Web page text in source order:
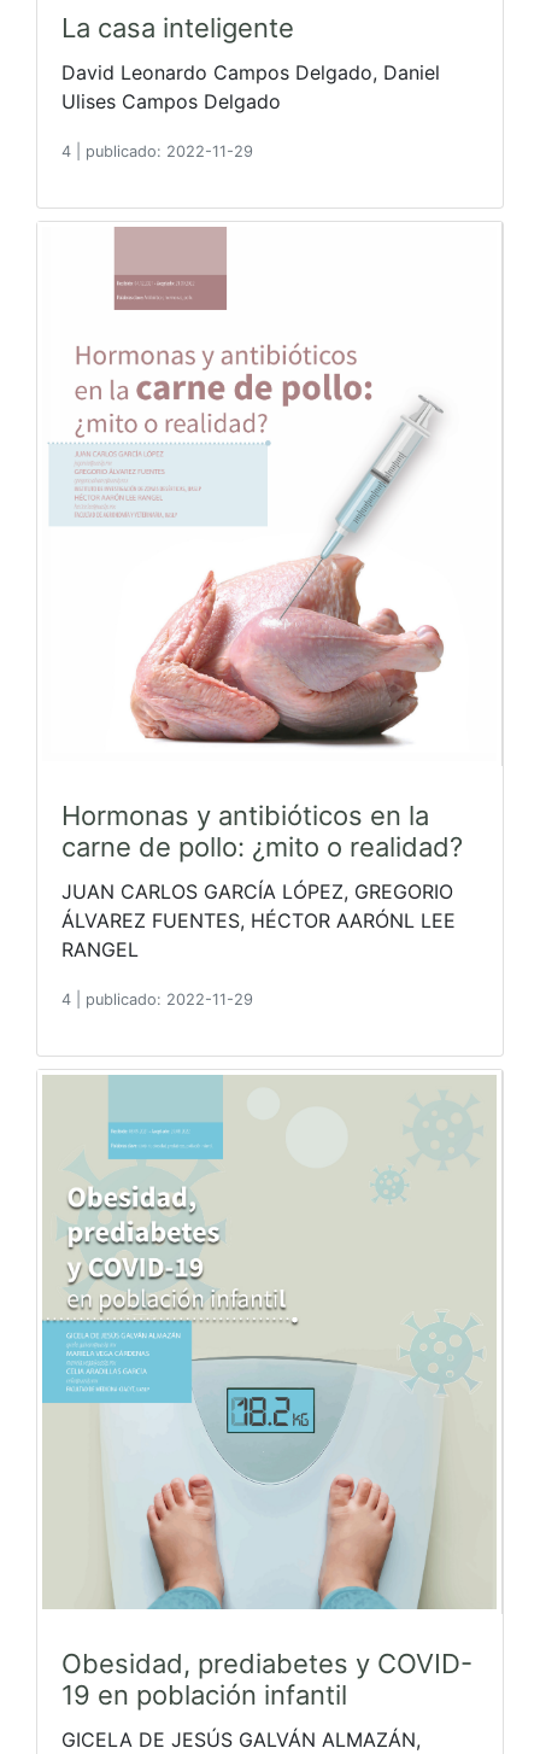
La casa inteligente
David Leonardo Campos Delgado, Daniel
Ulises Campos Delgado
4 publicado: 2022-11-29
Hormonas y antibióticos en la
carne de pollo: ¿mito o realidad?
JUAN CARLOS GARCÍA LÓPEZ, GREGORIO
ÁLVAREZ FUENTES, HÉCTOR AARÓNL LEE
RANGEL
4 publicado: 2022-11-29
Obesidad, prediabetes y COVID-
19 en población infantil
GICELA DE JESÚS GALVÁN ALMAZÁN,